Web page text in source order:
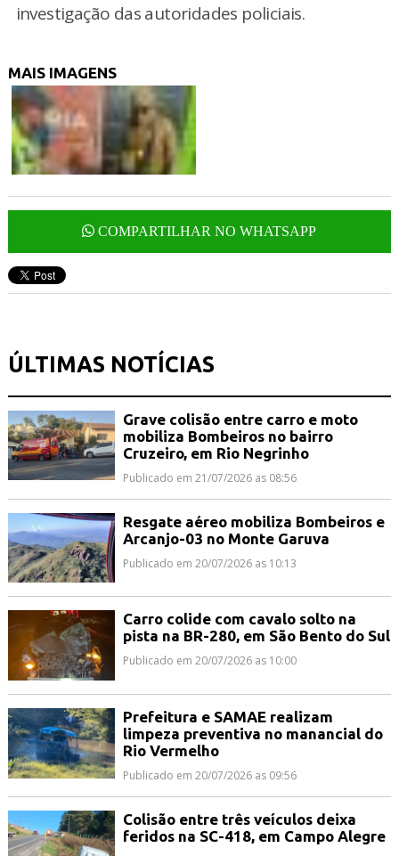
investigação das autoridades policiais.
MAIS IMAGENS
COMPARTILHAR NO WHATSAPP
ÚLTIMAS NOTÍCIAS
Grave colisão entre carro e moto
mobiliza Bombeiros no bairro
Cruzeiro, em Rio Negrinho
Publicado em 21/07/2026 as 08:56
Resgate aéreo mobiliza Bombeiros e
Arcanjo-03 no Monte Garuva
Publicado em 20/07/2026 as 10:13
Carro colide com cavalo solto na
pista na BR-280, em São Bento do Sul
Publicado em 20/07/2026 as 10:00
Prefeitura e SAMAE realizam
limpeza preventiva no manancial do
Rio Vermelho
Publicado em 20/07/2026 as 09:56
Colisão entre três veículos deixa
feridos na SC-418, em Campo Alegre